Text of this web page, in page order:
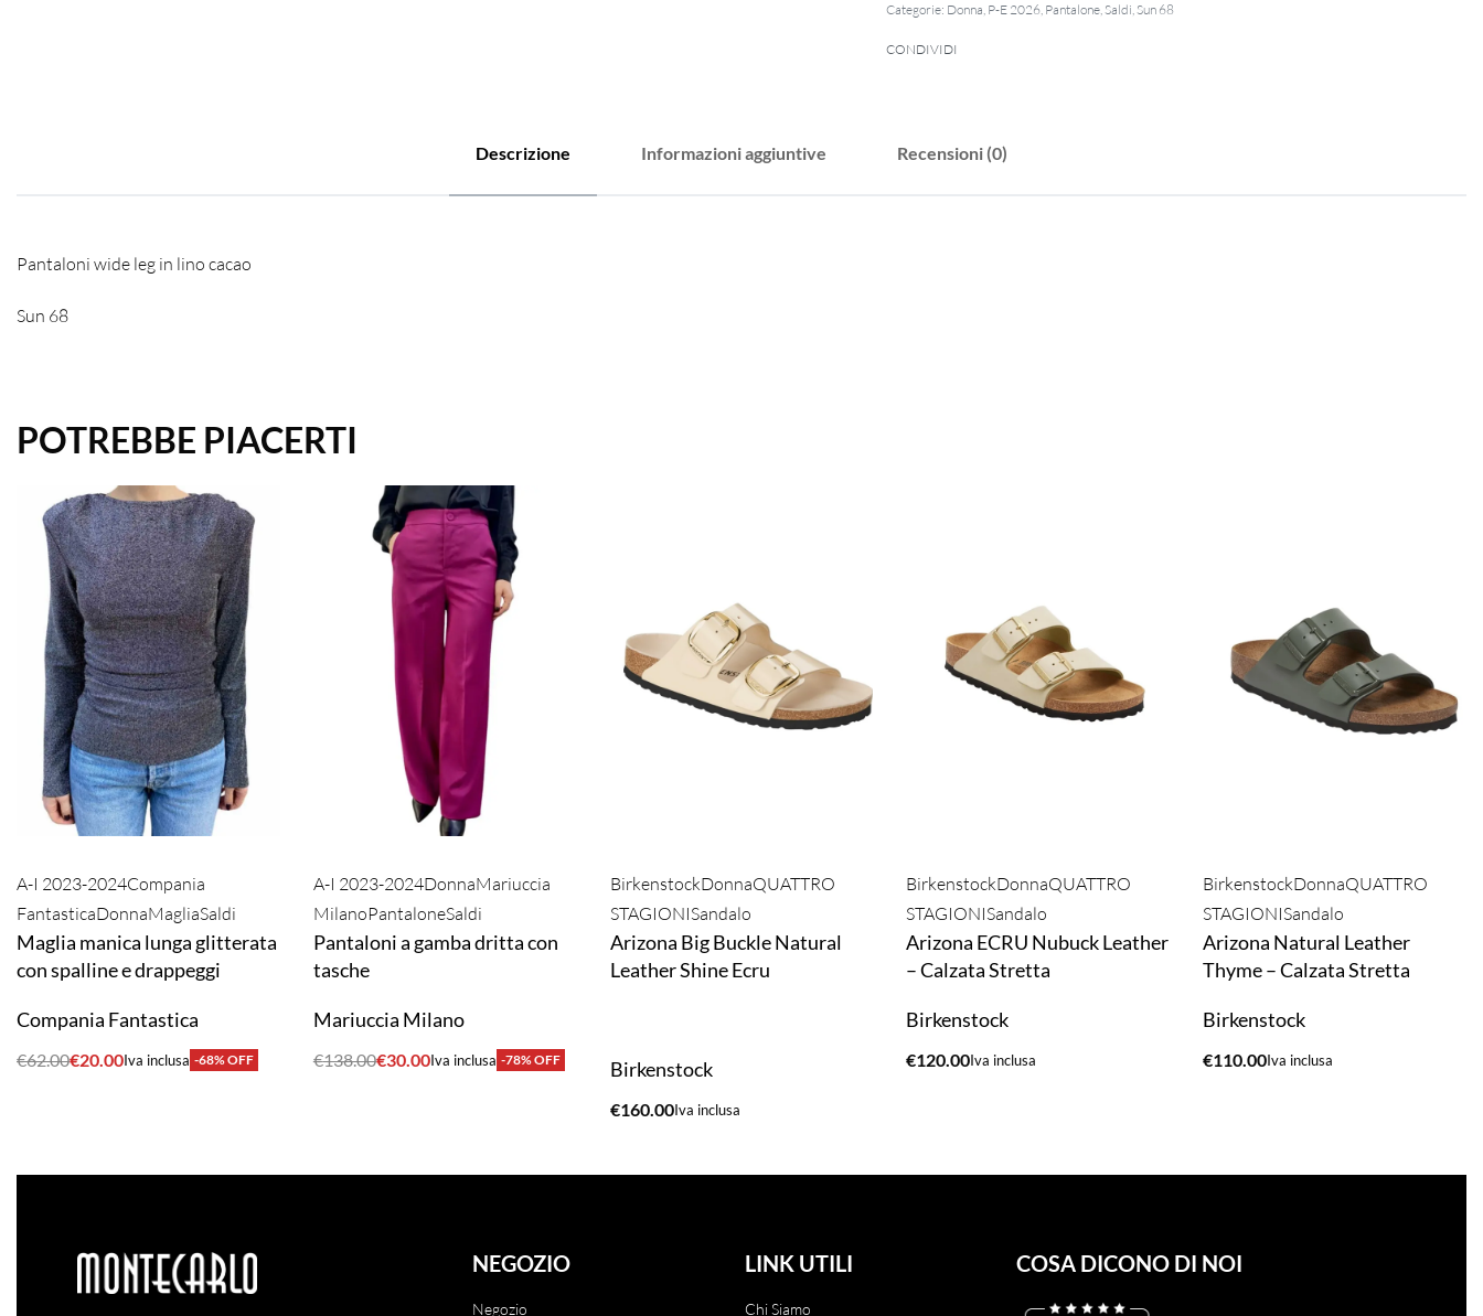
Categorie: Donna, P-E 2026, Pantalone,Saldi,Sun 68
CONDIVIDI
Descrizione Informazioni aggiuntive Recensioni (0)
Pantaloni wide leg in lino cacao
Sun 68
POTREBBE PIACERTI
A-I 2023-2024Compania
FantasticaDonnaMagliaSaldi
Maglia manica lunga glitterata
con spalline e drappeggi
Compania Fantastica
€62.00€20.00Iva inclusa -68% OFF
A-I 2023-2024DonnaMariuccia
MilanoPantaloneSaldi
Pantaloni a gamba dritta con
tasche
Mariuccia Milano
€138.00€30.00Iva inclusa -78% OFF
BirkenstockDonnaQUATTRO
STAGIONISandalo
Arizona Big Buckle Natural
Leather Shine Ecru
Birkenstock
€160.00Iva inclusa
BirkenstockDonnaQUATTRO
STAGIONISandalo
Arizona ECRU Nubuck Leather
– Calzata Stretta
Birkenstock
€120.00Iva inclusa
BirkenstockDonnaQUATTRO
STAGIONISandalo
Arizona Natural Leather
Thyme – Calzata Stretta
Birkenstock
€110.00Iva inclusa
NEGOZIO
Negozio
LINK UTILI
Chi Siamo
COSA DICONO DI NOI